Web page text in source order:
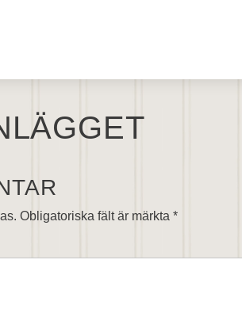
Obligatoriska fält är märkta *